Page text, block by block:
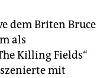
dem Briten Bruce
als
Killing Fields“
mit